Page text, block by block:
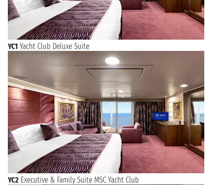
YC1 Yacht Club Deluxe Suite
YC2 Executive & Family Suite MSC Yacht Club